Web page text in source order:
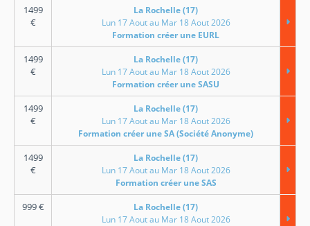
1499
€
La Rochelle (17)
Lun 17 Aout au Mar 18 Aout 2026
Formation créer une EURL
1499
€
La Rochelle (17)
Lun 17 Aout au Mar 18 Aout 2026
Formation créer une SASU
1499
€
La Rochelle (17)
Lun 17 Aout au Mar 18 Aout 2026
Formation créer une SA (Société Anonyme)
1499
€
La Rochelle (17)
Lun 17 Aout au Mar 18 Aout 2026
Formation créer une SAS
999€
La Rochelle (17)
Lun 17 Aout au Mar 18 Aout 2026